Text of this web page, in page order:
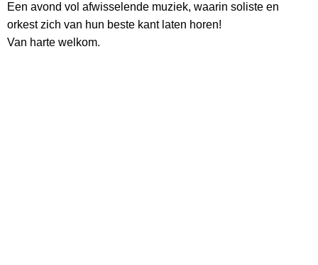
Een avond vol afwisselende muziek, waarin soliste en
orkest zich van hun beste kant laten horen!
Van harte welkom.